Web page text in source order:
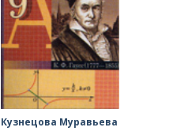
Кузнецова Муравьева